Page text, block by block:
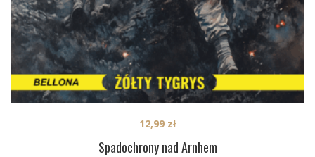
Spadochrony nad Arnhem
12,99 zł